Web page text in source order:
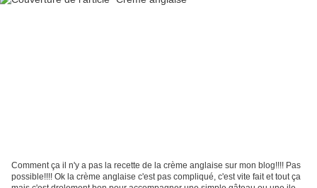
Comment ça il n'y a pas la recette de la crème anglaise sur mon blog!!!! Pas
possible!!!! Ok la crème anglaise c'est pas compliqué, c'est vite fait et tout ça